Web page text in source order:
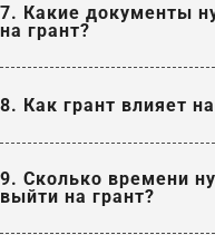
7. Какие документы
на грант?
8. Как грант влияет
9. Сколько времени
выйти на грант?